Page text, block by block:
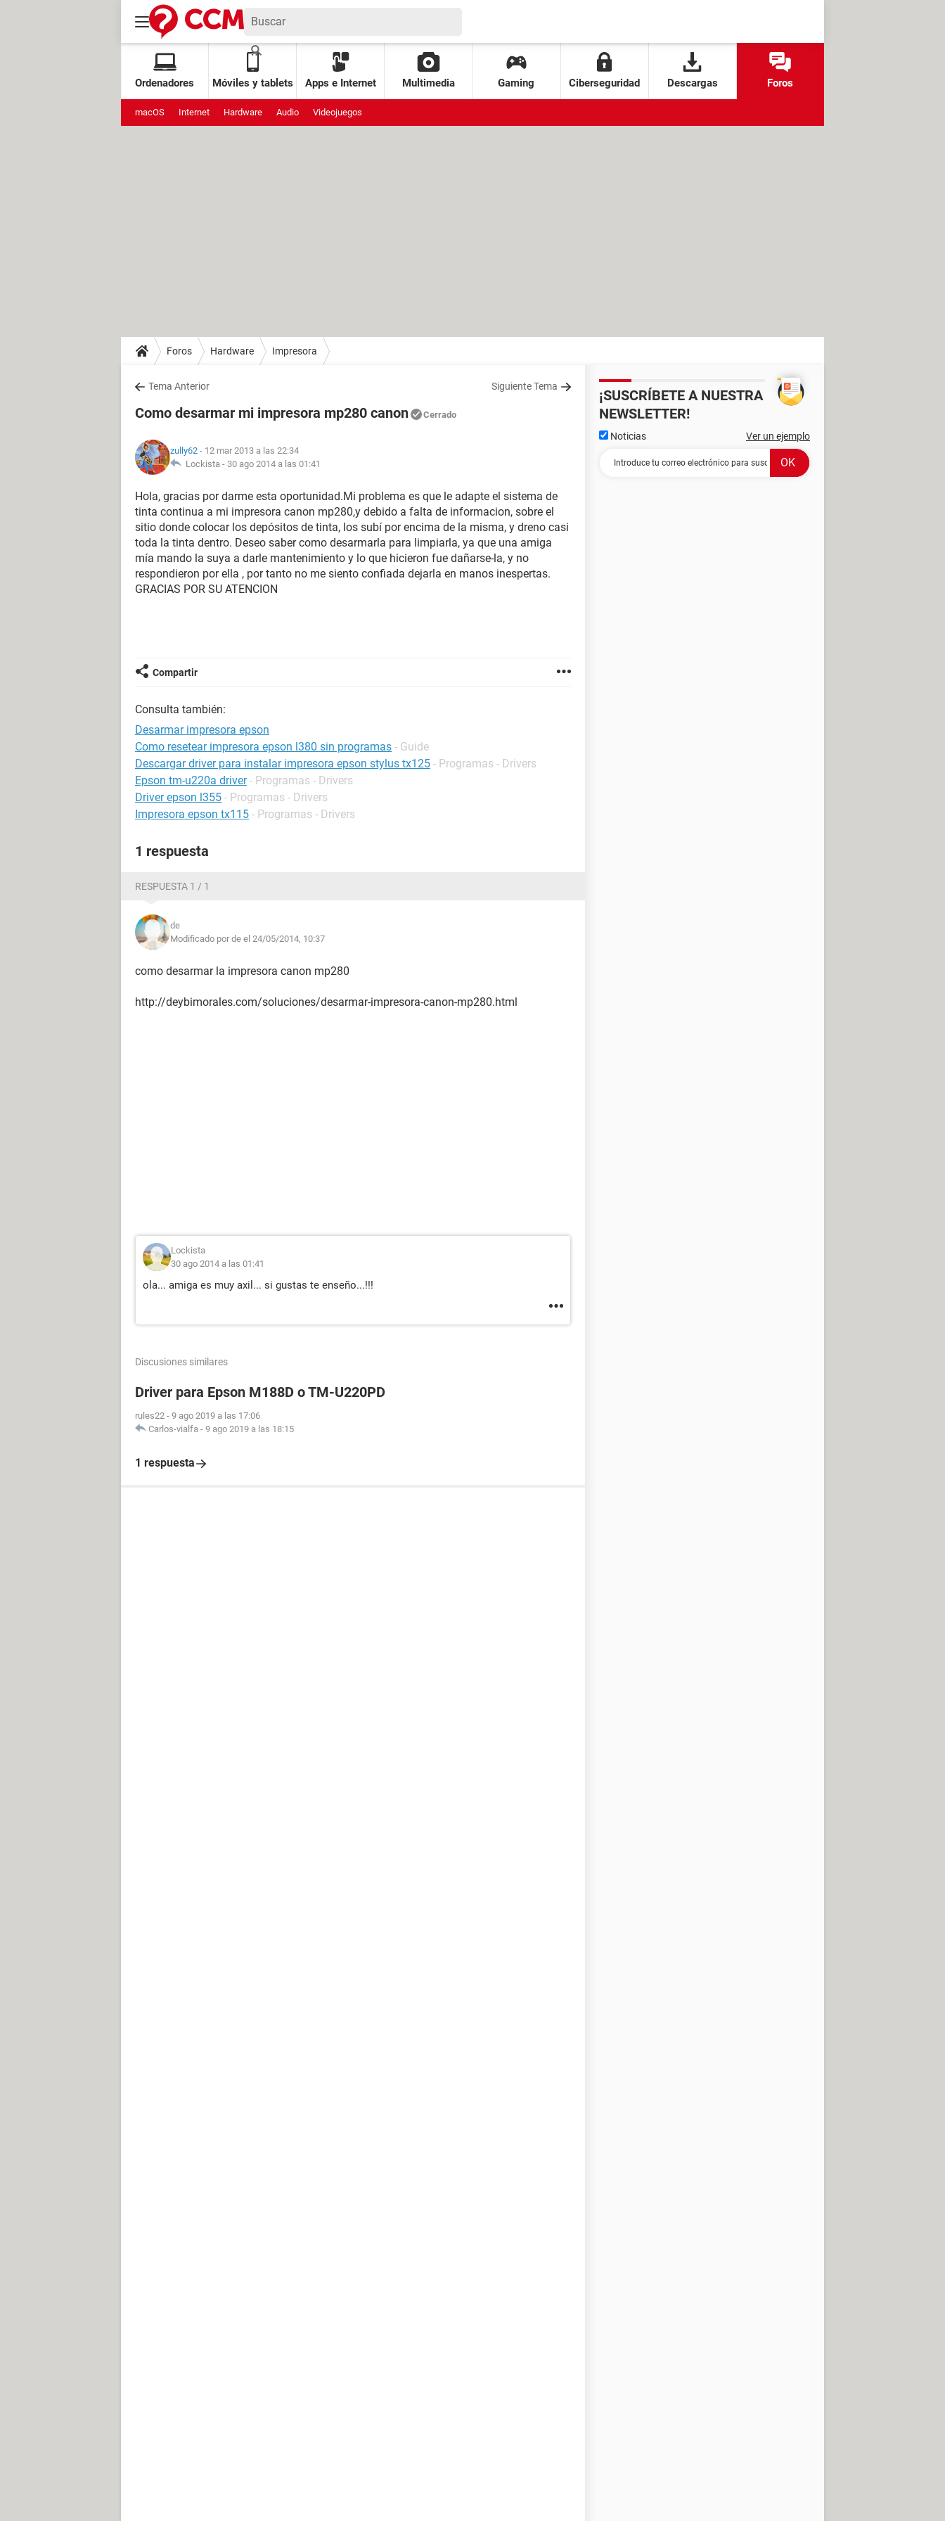
Ordenadores Móviles y tablets Apps e Internet Multimedia Gaming Ciberseguridad Descargas Foros
macOS Internet Hardware Audio Videojuegos
Foros Hardware Impresora
Tema Anterior Siguiente Tema
Como desarmar mi impresora mp280 canon Cerrado
zully62 - 12 mar 2013 a las 22:34
Lockista - 30 ago 2014 a las 01:41
Hola, gracias por darme esta oportunidad.Mi problema es que le adapte el sistema de
tinta continua a mi impresora canon mp280,y debido a falta de informacion, sobre el
sitio donde colocar los depósitos de tinta, los subí por encima de la misma, y dreno casi
toda la tinta dentro. Deseo saber como desarmarla para limpiarla, ya que una amiga
mía mando la suya a darle mantenimiento y lo que hicieron fue dañarse-la, y no
respondieron por ella , por tanto no me siento confiada dejarla en manos inespertas.
GRACIAS POR SU ATENCION
Compartir
Consulta también:
Desarmar impresora epson
Como resetear impresora epson l380 sin programas - Guide
Descargar driver para instalar impresora epson stylus tx125 - Programas - Drivers
Epson tm-u220a driver - Programas - Drivers
Driver epson l355 - Programas - Drivers
Impresora epson tx115 - Programas - Drivers
1 respuesta
RESPUESTA 1 / 1
de
Modificado por de el 24/05/2014, 10:37
como desarmar la impresora canon mp280
http://deybimorales.com/soluciones/desarmar-impresora-canon-mp280.html
Lockista
30 ago 2014 a las 01:41
ola... amiga es muy axil... si gustas te enseño...!!!
Discusiones similares
Driver para Epson M188D o TM-U220PD
rules22 - 9 ago 2019 a las 17:06
Carlos-vialfa - 9 ago 2019 a las 18:15
1 respuesta
¡SUSCRÍBETE A NUESTRA
NEWSLETTER!
Noticias Ver un ejemplo